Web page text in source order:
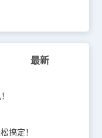
编辑框中输入多个轴
上以文字注写在轴号
可，如图2个逗号表示
“终止轴号”。 完成对
续点取要标注的其他
和参数输入的结果如下
用。感谢你阅读本
最新
搞定！